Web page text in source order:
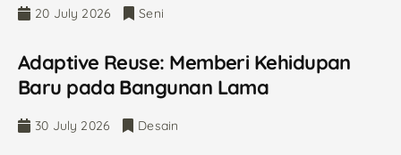
20 July 2026 Seni
Adaptive Reuse: Memberi Kehidupan
Baru pada Bangunan Lama
30 July 2026 Desain